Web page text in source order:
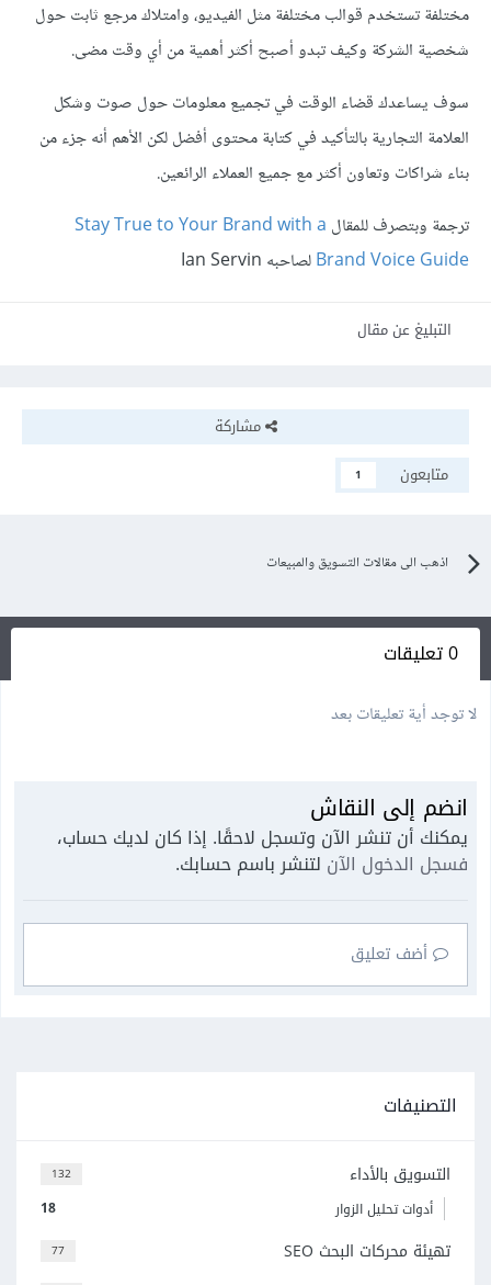
مختلفة تستخدم قوالب مختلفة مثل الفيديو، وامتلاك مرجع ثابت حول
شخصية الشركة وكيف تبدو أصبح أكثر أهمية من أي وقت مضى.
سوف يساعدك قضاء الوقت في تجميع معلومات حول صوت وشكل
العلامة التجارية بالتأكيد في كتابة محتوى أفضل لكن الأهم أنه جزء من
بناء شراكات وتعاون أكثر مع جميع العملاء الرائعين.
ترجمة وبتصرف للمقال Stay True to Your Brand with a
Brand Voice Guideلصاحبه Ian Servin
التبليغ عن مقال
مشاركة
متابعون
1
اذهب الى مقالات التسويق والمبيعات
0 تعليقات
لا توجد أية تعليقات بعد
انضم إلى النقاش
يمكنك أن تنشر الآن وتسجل لاحقًا. إذا كان لديك حساب،
فسجل الدخول الآن لتنشر باسم حسابك.
أضف تعليق
التصنيفات
132 التسويق بالأداء
18 أدوات تحليل الزوار
77 تهيئة محركات البحث SEO